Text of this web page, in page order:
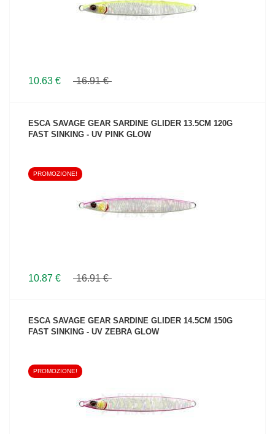
10.63 € 16.91 €
ESCA SAVAGE GEAR SARDINE GLIDER 13.5CM 120G
FAST SINKING - UV PINK GLOW
PROMOZIONE!
10.87 € 16.91 €
ESCA SAVAGE GEAR SARDINE GLIDER 14.5CM 150G
FAST SINKING - UV ZEBRA GLOW
PROMOZIONE!